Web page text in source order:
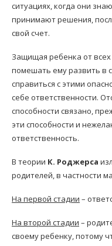
ситуациях, когда они
принимают решения,
свой счет.
Защищая ребенка от
помешать ему развить в
справиться с этими
себе ответственности.
способности связано,
эти способности и
ответственность.
В теории К. Роджерса
родителей, в частности
На первой стадии –
На второй стадии –
своему ребенку, потому